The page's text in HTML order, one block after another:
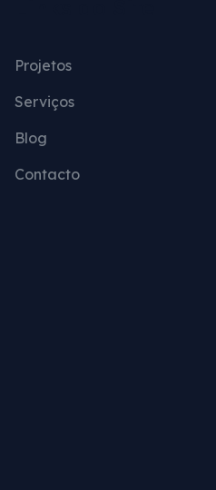
Projetos
Serviços
Blog
Contacto